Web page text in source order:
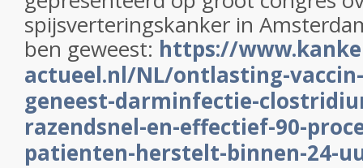
spijsverteringskanker in
ben geweest: https://
actueel.nl/NL/ontlasting-
geneest-darminfectie-
razendsnel-en-effectief-90-
patienten-herstelt-binnen-24-